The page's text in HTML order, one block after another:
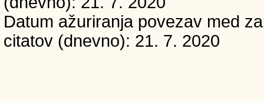
Datum ažuriranja povezav med
citatov (dnevno): 21. 7. 2020